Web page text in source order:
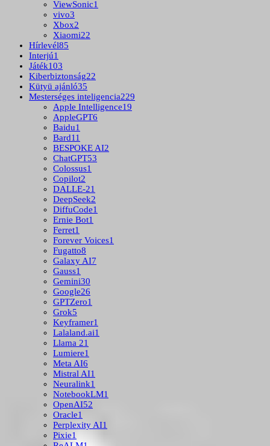
ViewSonic1
vivo3
Xbox2
Xiaomi22
Hírlevél85
Interjú1
Játék103
Kiberbiztonság22
Kütyü ajánló35
Mesterséges inteligencia229
Apple Intelligence19
AppleGPT6
Baidu1
Bard11
BESPOKE AI2
ChatGPT53
Colossus1
Copilot2
DALLE-21
DeepSeek2
DiffuCode1
Ernie Bot1
Ferret1
Forever Voices1
Fugatto8
Galaxy AI7
Gauss1
Gemini30
Google26
GPTZero1
Grok5
Keyframer1
Lalaland.ai1
Llama 21
Lumiere1
Meta AI6
Mistral AI1
Neuralink1
NotebookLM1
OpenAI52
Oracle1
Perplexity AI1
Pixie1